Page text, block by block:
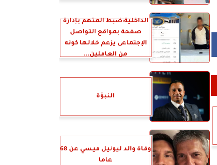
الداخلية:ضبط المتهم بإدارة
صفحة بمواقع التواصل
الإجتماعى يزعم خلالها كونه
من العاملين...
النبؤة
وفاة والد ليونيل ميسي عن 68
عاما